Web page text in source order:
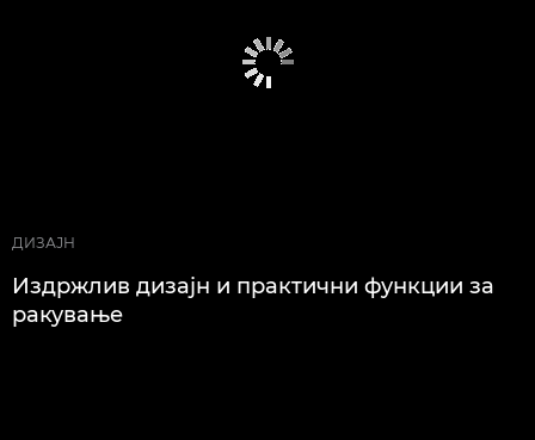
ДИЗАЈН
Издржлив дизајн и практични функции за
ракување